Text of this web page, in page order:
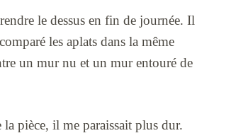
le dessus en fin de journée. Il
les aplats dans la même
un mur nu et un mur entouré de
pièce, il me paraissait plus dur.